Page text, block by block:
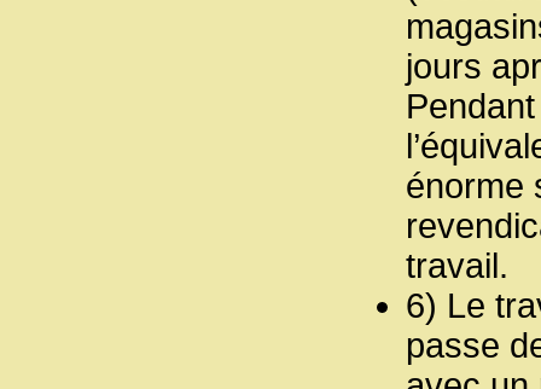
jours
énorme
travail.
6) Le
passe